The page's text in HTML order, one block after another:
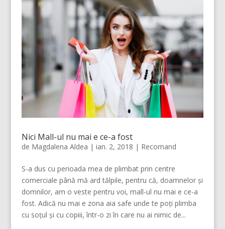
Nici Mall-ul nu mai e ce-a fost
de Magdalena Aldea | ian. 2, 2018 | Recomand
S-a dus cu perioada mea de plimbat prin centre
comerciale până mă ard tălpile, pentru că, doamnelor și
domnilor, am o veste pentru voi, mall-ul nu mai e ce-a
fost. Adică nu mai e zona aia safe unde te poți plimba
cu soțul și cu copiii, într-o zi în care nu ai nimic de...